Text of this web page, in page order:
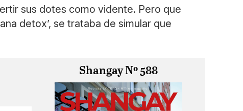
sus dotes como vidente. Pero que
detox’, se trataba de simular que
Shangay Nº 588